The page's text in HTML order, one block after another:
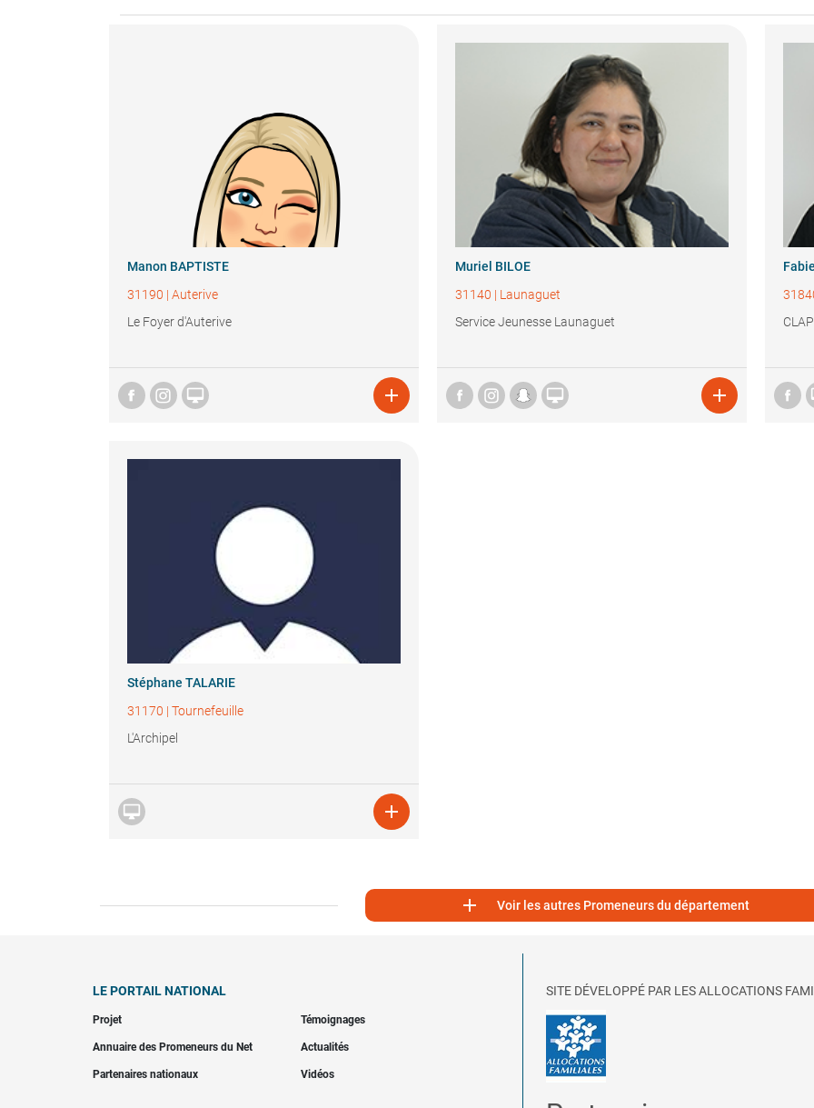
Manon BAPTISTE
31190 | Auterive
Le Foyer d'Auterive
 
Muriel BILOE
31140 | Launaguet
Service Jeunesse Launaguet
 
Stéphane TALARIE
31170 | Tournefeuille
L'Archipel
 
 Voir les autres Promeneurs du département
LE PORTAIL NATIONAL
Projet Témoignages
Annuaire des Promeneurs du Net Actualités
Partenaires nationaux Vidéos
SITE DÉVELOPPÉ PAR LES ALLOCATIONS